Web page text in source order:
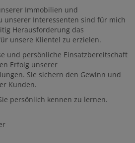
Immobilien und
unserer Interessenten sind für mich
Herausforderung das
unsere Klientel zu erzielen.
und persönliche Einsatzbereitschaft
Erfolg unserer
Sie sichern den Gewinn und
Kunden.
persönlich kennen zu lernen.